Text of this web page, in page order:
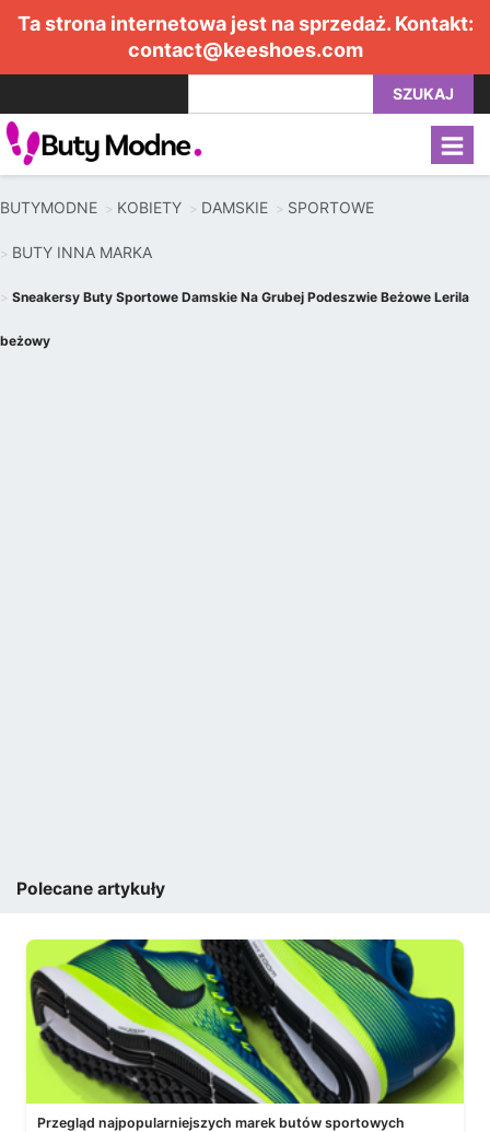
Ta strona internetowa jest na sprzedaż. Kontakt:
contact@keeshoes.com
SZUKAJ
BUTYMODNE KOBIETY DAMSKIE SPORTOWE
BUTY INNA MARKA
Sneakersy Buty Sportowe Damskie Na Grubej Podeszwie Beżowe Lerila
beżowy
Polecane artykuły
Przegląd najpopularniejszych marek butów sportowych